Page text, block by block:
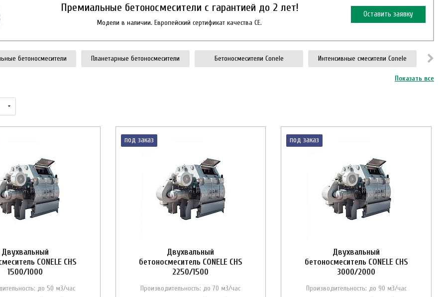
Премиальные бетоносмесители с гарантией до 2 лет!
Модели в наличии. Европейский сертификат качества СЕ.
Оставить заявку
бетоносмесители Планетарные бетоносмесители Бетоносмесители Conele Интенсивные смесители Conele
Показать все
Двухвальный
CONELE CHS
1500/1000
до 50 м3/час
под заказ
Двухвальный
бетоносмеситель CONELE CHS
2250/1500
Производительность: до 70 м3/час
под заказ
Двухвальный
бетоносмеситель CONELE CHS
3000/2000
Производительность: до 90 м3/час